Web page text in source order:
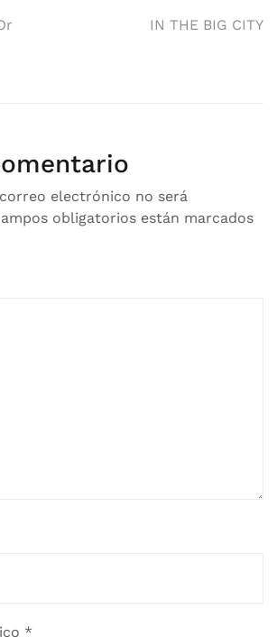
IN THE BIG CITY
electrónico no será
obligatorios están marcados
*